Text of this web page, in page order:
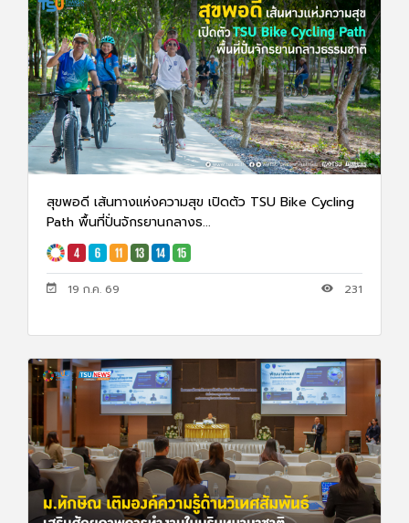
สุขพอดี เส้นทางแห่งความสุข เปิดตัว TSU Bike Cycling
Path พื้นที่ปั่นจักรยานกลางธ...
19 ก.ค. 69 231